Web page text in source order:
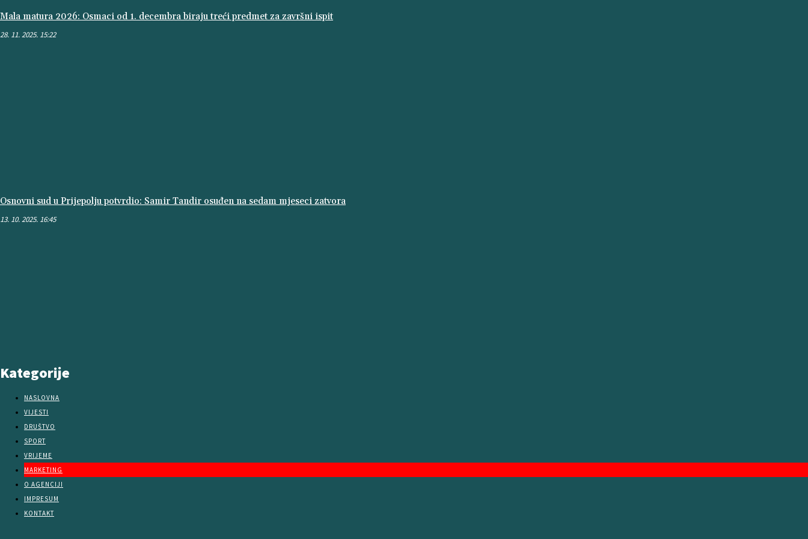
Mala matura 2026: Osmaci od 1. decembra biraju treći predmet za završni ispit
28. 11. 2025. 15:22
Osnovni sud u Prijepolju potvrdio: Samir Tandir osuđen na sedam mjeseci zatvora
13. 10. 2025. 16:45
Kategorije
NASLOVNA
VIJESTI
DRUŠTVO
SPORT
VRIJEME
MARKETING
O AGENCIJI
IMPRESUM
KONTAKT